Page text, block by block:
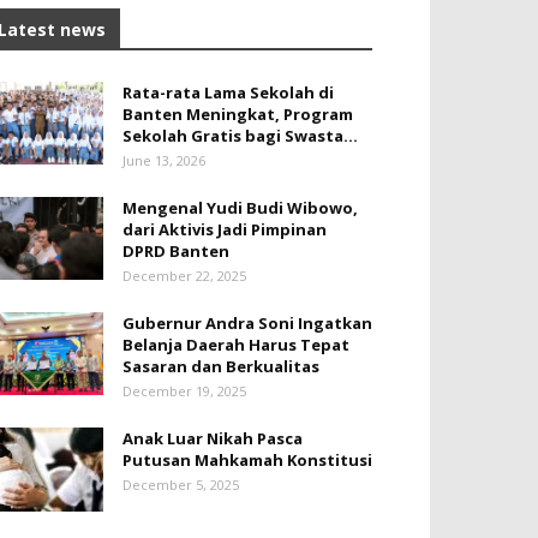
news
Rata-rata Lama Sekolah di
Banten Meningkat, ‎Program
Sekolah Gratis bagi Swasta...
June 13, 2026
Mengenal Yudi Budi Wibowo,
dari Aktivis Jadi Pimpinan
DPRD Banten
December 22, 2025
Gubernur Andra Soni Ingatkan
Belanja Daerah Harus Tepat
Sasaran dan Berkualitas
December 19, 2025
Anak Luar Nikah Pasca
Putusan Mahkamah Konstitusi
December 5, 2025